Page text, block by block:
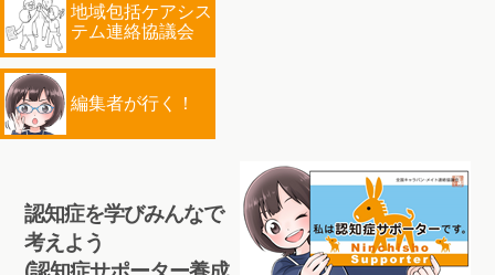
地域包括ケアシス
テム連絡協議会
編集者が行く！
認知症を学びみんなで
考えよう